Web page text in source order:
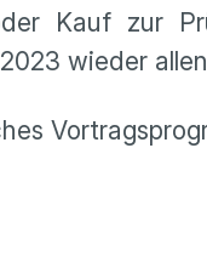
Kauf zur
wieder